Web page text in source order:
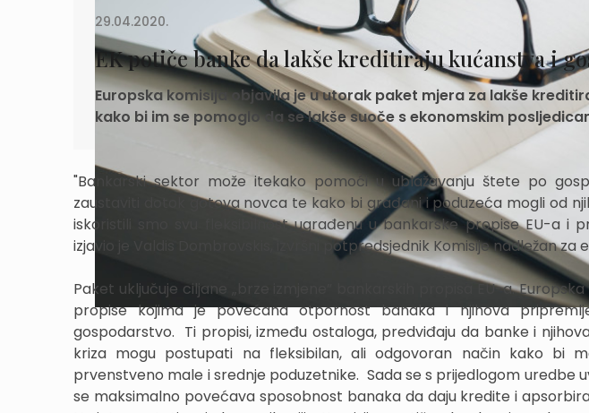
29.04.2020.
EK potiče banke da lakše kreditiraju kućanstva i
Europska komisija objavila je u utorak paket mjera za lakše
kako bi im se pomoglo da se lakše suoče s ekonomskim
"Bankarski sektor može itekako pomoći u ublažavanju štete po
zaustaviti dotok gotova novca te kako bi građani i poduzeća mogli od
iskoristili smo svu fleksibilnost ugrađenu u bankarske propise EU-a i
izjavio je Valdis Dombrovskis, izvršni potpredsjednik Komisije nadležan za
Paket uključuje ciljane „brze izmjene” bankarskih propisa EU-a.
propise kojima je povećana otpornost banaka i njihova
gospodarstvo. Ti propisi, između ostaloga, predviđaju da banke i
kriza mogu postupati na fleksibilan, ali odgovoran način kako bi
prvenstveno male i srednje poduzetnike. Sada se s prijedlogom uredbe
se maksimalno povećava sposobnost banaka da daju kredite i